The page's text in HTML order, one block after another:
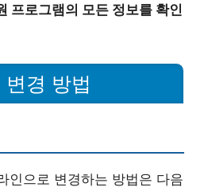
프로그램의 모든 정보를 확인
경 방법
인으로 변경하는 방법은 다음